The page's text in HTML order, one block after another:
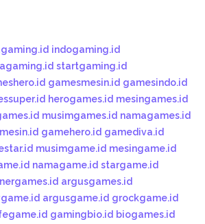
indogaming.id
startgaming.id
gamesmesin.id gamesindo.id
herogames.id mesingames.id
musimgames.id namagames.id
gamehero.id gamediva.id
musimgame.id mesingame.id
namagame.id stargame.id
argusgames.id
argusgame.id grockgame.id
gamingbio.id biogames.id